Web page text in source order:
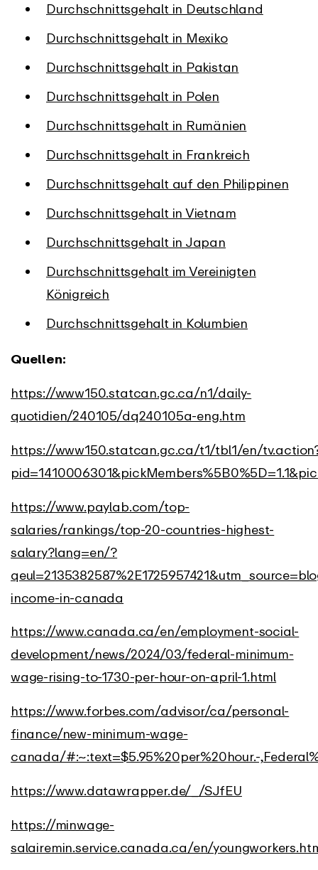
Durchschnittsgehalt in Deutschland
Durchschnittsgehalt in Mexiko
Durchschnittsgehalt in Pakistan
Durchschnittsgehalt in Polen
Durchschnittsgehalt in Rumänien
Durchschnittsgehalt in Frankreich
Durchschnittsgehalt auf den Philippinen
Durchschnittsgehalt in Vietnam
Durchschnittsgehalt in Japan
Durchschnittsgehalt im Vereinigten
Königreich
Durchschnittsgehalt in Kolumbien
Quellen:
https://www150.statcan.gc.ca/n1/daily-
quotidien/240105/dq240105a-eng.htm
https://www150.statcan.gc.ca/t1/tbl1/en/
https://www.paylab.com/top-
salaries/rankings/top-20-countries-highest-
salary?lang=en/?
income-in-canada
https://www.canada.ca/en/employment-social-
development/news/2024/03/federal-minimum-
wage-rising-to-1730-per-hour-on-april-1.html
https://www.forbes.com/advisor/ca/personal-
finance/new-minimum-wage-
canada/#:~:text=$5.95%20per%20hour.-
https://www.datawrapper.de/_/SJfEU
https://minwage-
salairemin.service.canada.ca/en/